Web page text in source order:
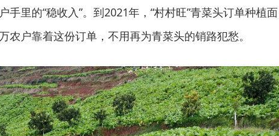
手里的“稳收入”。到2021年，“村村旺”青菜头订单种植面
农户靠着这份订单，不用再为青菜头的销路犯愁。